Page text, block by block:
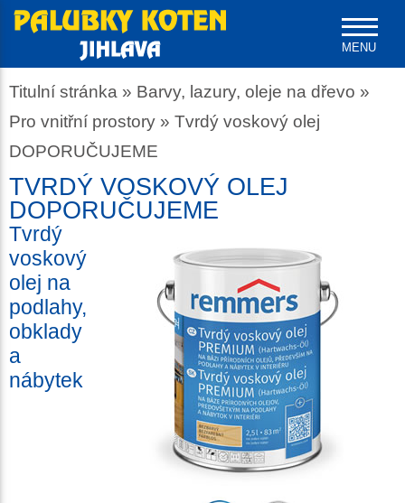
MENU
Titulní stránka » Barvy, lazury, oleje na dřevo »
Pro vnitřní prostory » Tvrdý voskový olej
DOPORUČUJEME
TVRDÝ VOSKOVÝ OLEJ
DOPORUČUJEME
Tvrdý
voskový
olej na
podlahy,
obklady
a
nábytek